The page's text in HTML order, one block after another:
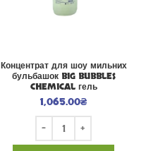
Концентрат для шоу мильних
бульбашок BIG BUBBLES
CHEMICAL гель
1,065.00₴